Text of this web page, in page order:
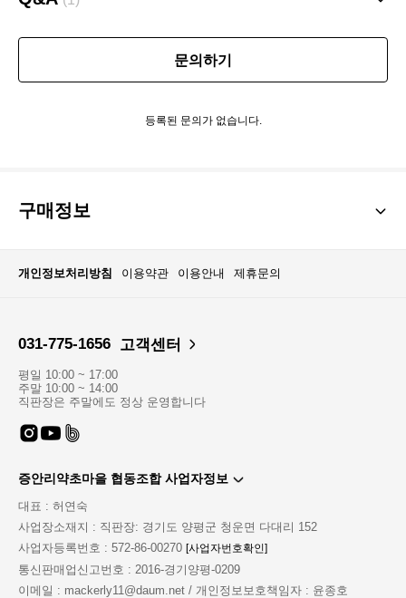
문의하기
등록된 문의가 없습니다.
구매정보
개인정보처리방침 이용약관 이용안내 제휴문의
031-775-1656 고객센터
평일 10:00 ~ 17:00
주말 10:00 ~ 14:00
직판장은 주말에도 정상 운영합니다
증안리약초마을 협동조합 사업자정보
대표 : 허연숙
사업장소재지 : 직판장: 경기도 양평군 청운면 다대리 152
사업자등록번호 : 572-86-00270 [사업자번호확인]
통신판매업신고번호 : 2016-경기양평-0209
이메일 : mackerly11@daum.net / 개인정보보호책임자 : 윤종호